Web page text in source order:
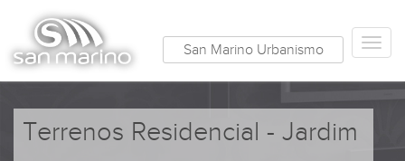
San Marino Urbanismo
Terrenos Residencial - Jardim